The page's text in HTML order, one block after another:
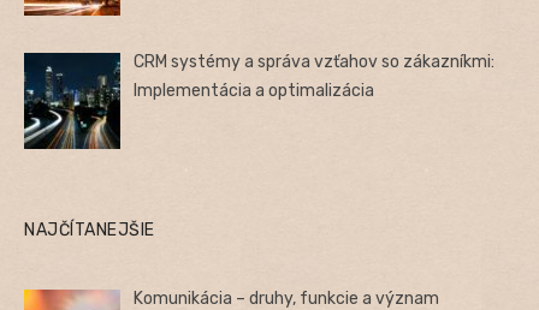
CRM systémy a správa vzťahov so zákazníkmi:
Implementácia a optimalizácia
NAJČÍTANEJŠIE
Komunikácia – druhy, funkcie a význam